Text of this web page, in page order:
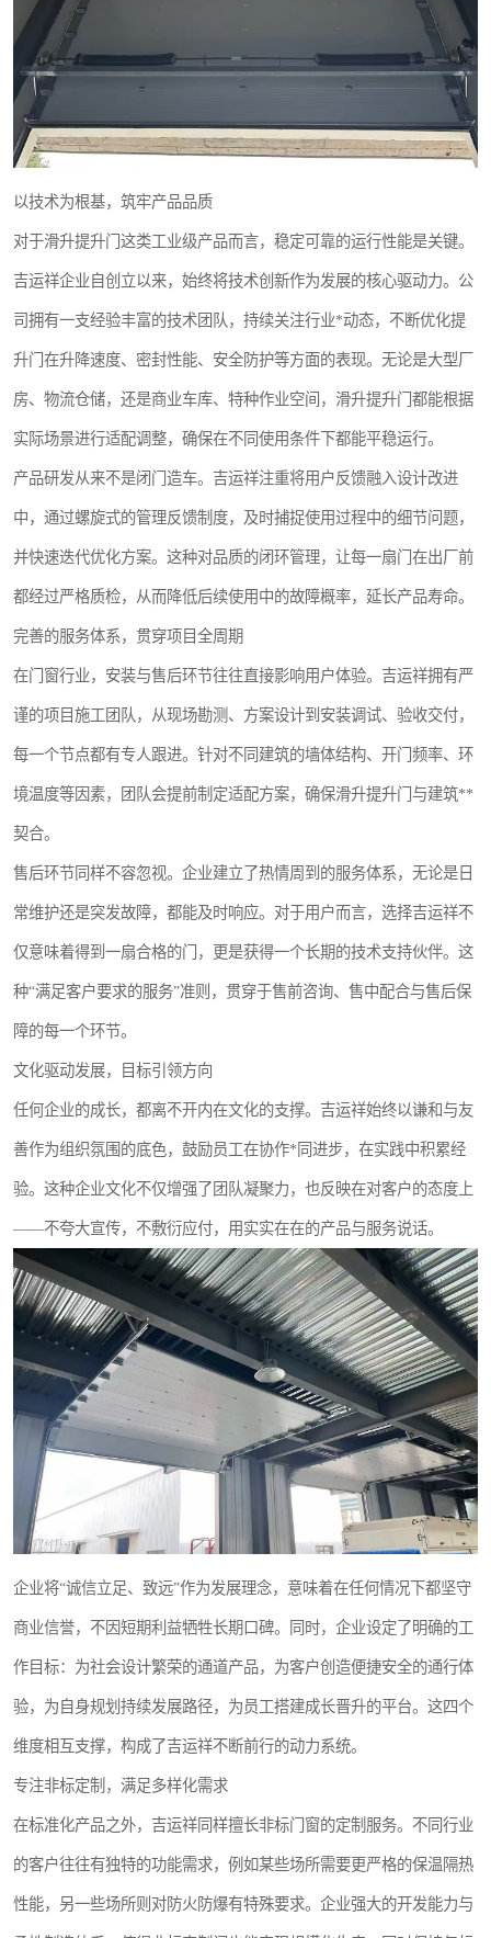
以技术为根基，筑牢产品品质
对于滑升提升门这类工业级产品而言，稳定可靠的运行性能是关键。
吉运祥企业自创立以来，始终将技术创新作为发展的核心驱动力。公
司拥有一支经验丰富的技术团队，持续关注行业*动态，不断优化提
升门在升降速度、密封性能、安全防护等方面的表现。无论是大型厂
房、物流仓储，还是商业车库、特种作业空间，滑升提升门都能根据
实际场景进行适配调整，确保在不同使用条件下都能平稳运行。
产品研发从来不是闭门造车。吉运祥注重将用户反馈融入设计改进
中，通过螺旋式的管理反馈制度，及时捕捉使用过程中的细节问题，
并快速迭代优化方案。这种对品质的闭环管理，让每一扇门在出厂前
都经过严格质检，从而降低后续使用中的故障概率，延长产品寿命。
完善的服务体系，贯穿项目全周期
在门窗行业，安装与售后环节往往直接影响用户体验。吉运祥拥有严
谨的项目施工团队，从现场勘测、方案设计到安装调试、验收交付，
每一个节点都有专人跟进。针对不同建筑的墙体结构、开门频率、环
境温度等因素，团队会提前制定适配方案，确保滑升提升门与建筑**
契合。
售后环节同样不容忽视。企业建立了热情周到的服务体系，无论是日
常维护还是突发故障，都能及时响应。对于用户而言，选择吉运祥不
仅意味着得到一扇合格的门，更是获得一个长期的技术支持伙伴。这
种“满足客户要求的服务”准则，贯穿于售前咨询、售中配合与售后保
障的每一个环节。
文化驱动发展，目标引领方向
任何企业的成长，都离不开内在文化的支撑。吉运祥始终以谦和与友
善作为组织氛围的底色，鼓励员工在协作*同进步，在实践中积累经
验。这种企业文化不仅增强了团队凝聚力，也反映在对客户的态度上
——不夸大宣传，不敷衍应付，用实实在在的产品与服务说话。
企业将“诚信立足、致远”作为发展理念，意味着在任何情况下都坚守
商业信誉，不因短期利益牺牲长期口碑。同时，企业设定了明确的工
作目标：为社会设计繁荣的通道产品，为客户创造便捷安全的通行体
验，为自身规划持续发展路径，为员工搭建成长晋升的平台。这四个
维度相互支撑，构成了吉运祥不断前行的动力系统。
专注非标定制，满足多样化需求
在标准化产品之外，吉运祥同样擅长非标门窗的定制服务。不同行业
的客户往往有独特的功能需求，例如某些场所需要更严格的保温隔热
性能，另一些场所则对防火防爆有特殊要求。企业强大的开发能力与